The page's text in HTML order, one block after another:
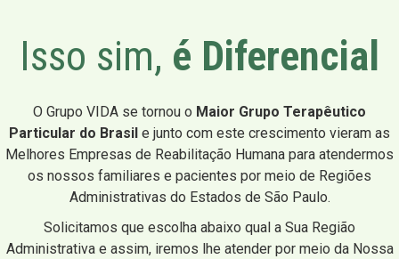
Isso sim, é Diferencial
O Grupo VIDA se tornou o Maior Grupo Terapêutico
Particular do Brasil e junto com este crescimento vieram as
Melhores Empresas de Reabilitação Humana para atendermos
os nossos familiares e pacientes por meio de Regiões
Administrativas do Estados de São Paulo.
Solicitamos que escolha abaixo qual a Sua Região
Administrativa e assim, iremos lhe atender por meio da Nossa